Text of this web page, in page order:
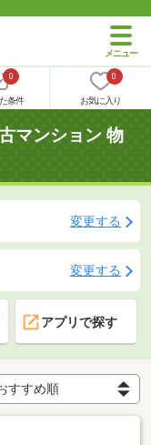
0
条件
0
お気に入り
マンション 物
変更する
変更する
アプリで探す